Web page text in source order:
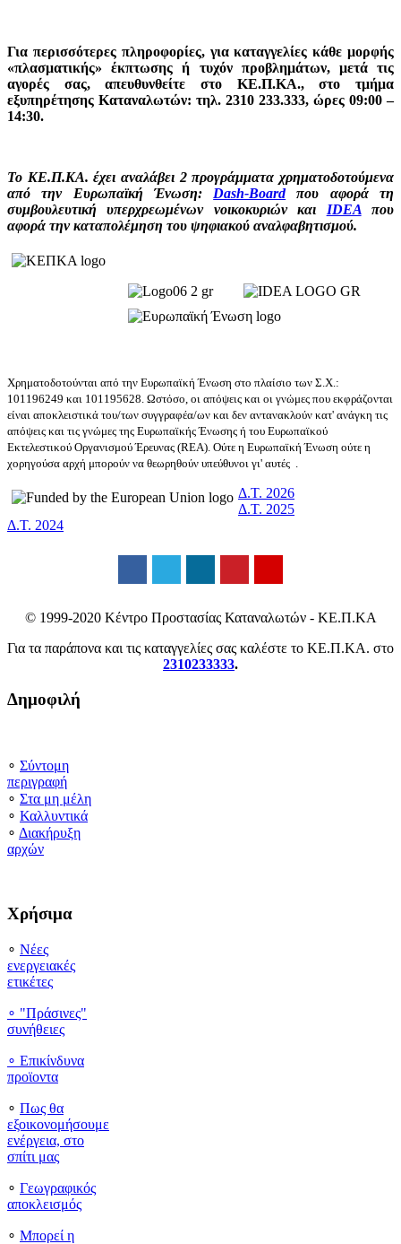
Για περισσότερες πληροφορίες, για καταγγελίες κάθε μορφής
«πλασματικής» έκπτωσης ή τυχόν προβλημάτων, μετά τις
αγορές σας, απευθυνθείτε στο ΚΕ.Π.ΚΑ., στο τμήμα
εξυπηρέτησης Καταναλωτών: τηλ. 2310 233.333, ώρες 09:00 –
14:30.
To ΚΕ.Π.ΚΑ. έχει αναλάβει 2 προγράμματα χρηματοδοτούμενα
από την Ευρωπαϊκή Ένωση: Dash-Boardπου αφορά τη
συμβουλευτική υπερχρεωμένων νοικοκυριών και IDEA που
αφορά την καταπολέμηση του ψηφιακού αναλφαβητισμού.
Χρηματοδοτούνται από την Ευρωπαϊκή Ένωση στο πλαίσιο των Σ.Χ.:
101196249 και 101195628. Ωστόσο, οι απόψεις και οι γνώμες που εκφράζονται
είναι αποκλειστικά του/των συγγραφέα/ων και δεν αντανακλούν κατ' ανάγκη τις
απόψεις και τις γνώμες της Ευρωπαϊκής Ένωσης ή του Ευρωπαϊκού
Εκτελεστικού Οργανισμού Έρευνας (REA). Ούτε η Ευρωπαϊκή Ένωση ούτε η
χορηγούσα αρχή μπορούν να θεωρηθούν υπεύθυνοι γι' αυτές .
Δ.Τ. 2026
Δ.Τ. 2025
Δ.Τ. 2024
© 1999-2020 Κέντρο Προστασίας Καταναλωτών - ΚΕ.Π.ΚΑ
Για τα παράπονα και τις καταγγελίες σας καλέστε το ΚΕ.Π.ΚΑ. στο
2310233333.
Δημοφιλή
∘ Σύντομη
περιγραφή
∘ Στα μη μέλη
∘ Καλλυντικά
∘ Διακήρυξη
αρχών
Χρήσιμα
∘ Νέες
ενεργειακές
ετικέτες
∘ "Πράσινες"
συνήθειες
∘ Επικίνδυνα
προϊοντα
∘ Πως θα
εξοικονομήσουμε
ενέργεια, στο
σπίτι μας
∘ Γεωγραφικός
αποκλεισμός
∘ Μπορεί η